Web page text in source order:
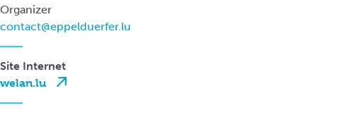
Organizer
contact@eppelduerfer.lu
Site Internet
welan.lu